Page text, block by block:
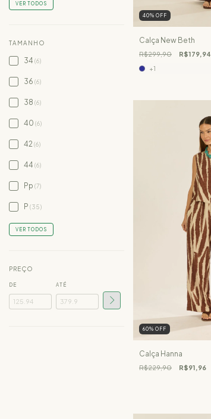
VER TODOS
TAMANHO
34 (6)
36 (6)
38 (6)
40 (6)
42(6)
44 (6)
Pp (7)
P (35)
VER TODOS
PREÇO
DE ATÉ
40% OFF
Calça New Beth
R$299,90 R$179,94
+1
60% OFF
Calça Hanna
R$229,90 R$91,96